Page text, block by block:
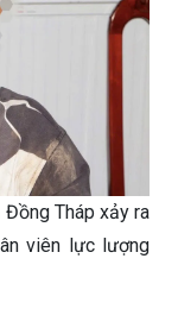
Tháp xảy ra